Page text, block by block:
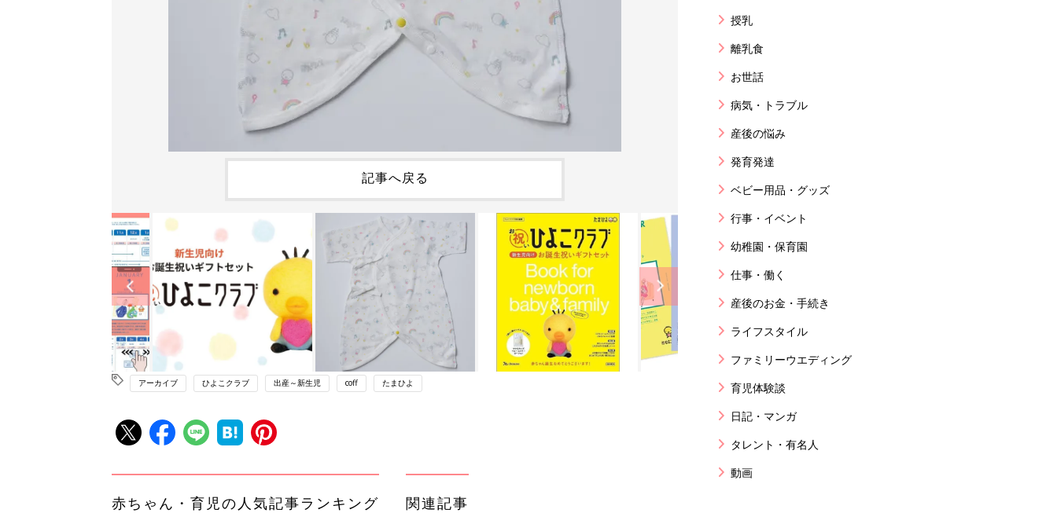
記事へ戻る
アーカイブ ひよこクラブ 出産～新生児 coff たまひよ
赤ちゃん・育児の人気記事ランキング 関連記事
授乳
離乳食
お世話
病気・トラブル
産後の悩み
発育発達
ベビー用品・グッズ
行事・イベント
幼稚園・保育園
仕事・働く
産後のお金・手続き
ライフスタイル
ファミリーウエディング
育児体験談
日記・マンガ
タレント・有名人
動画